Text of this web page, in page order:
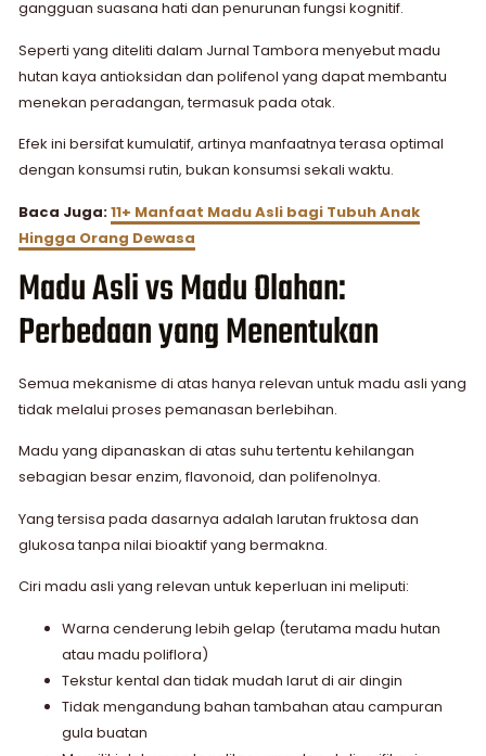
gangguan suasana hati dan penurunan fungsi kognitif.
Seperti yang diteliti dalam Jurnal Tambora menyebut madu
hutan kaya antioksidan dan polifenol yang dapat membantu
menekan peradangan, termasuk pada otak.
Efek ini bersifat kumulatif, artinya manfaatnya terasa optimal
dengan konsumsi rutin, bukan konsumsi sekali waktu.
Baca Juga:11+ Manfaat Madu Asli bagi Tubuh Anak
Hingga Orang Dewasa
Madu Asli vs Madu Olahan:
Perbedaan yang Menentukan
Semua mekanisme di atas hanya relevan untuk madu asli yang
tidak melalui proses pemanasan berlebihan.
Madu yang dipanaskan di atas suhu tertentu kehilangan
sebagian besar enzim, flavonoid, dan polifenolnya.
Yang tersisa pada dasarnya adalah larutan fruktosa dan
glukosa tanpa nilai bioaktif yang bermakna.
Ciri madu asli yang relevan untuk keperluan ini meliputi:
Warna cenderung lebih gelap (terutama madu hutan
atau madu poliflora)
Tekstur kental dan tidak mudah larut di air dingin
Tidak mengandung bahan tambahan atau campuran
gula buatan